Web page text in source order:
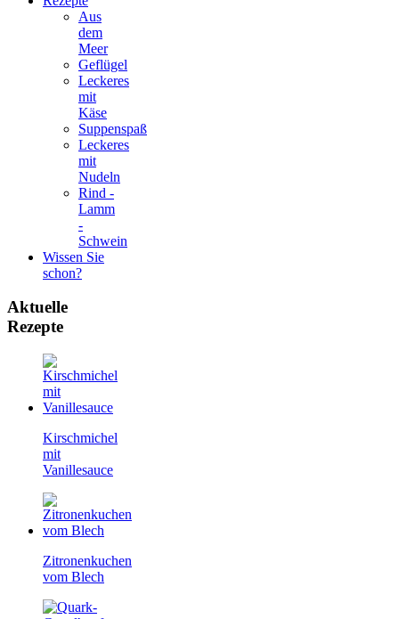
Aus
dem
Meer
Geflügel
Leckeres
mit
Käse
Suppenspaß
Leckeres
mit
Nudeln
Rind -
Lamm
-
Schwein
Wissen Sie
schon?
Aktuelle
Rezepte
Kirschmichel
mit
Vanillesauce
Zitronenkuchen
vom Blech